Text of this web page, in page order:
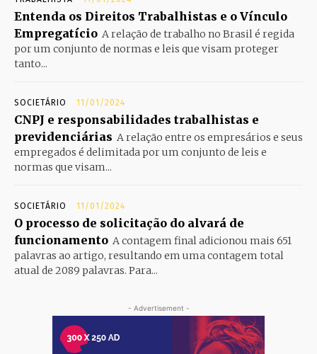
Entenda os Direitos Trabalhistas e o Vínculo
Empregatício A relação de trabalho no Brasil é regida
por um conjunto de normas e leis que visam proteger
tanto...
SOCIETÁRIO 11/01/2024
CNPJ e responsabilidades trabalhistas e
previdenciárias A relação entre os empresários e seus
empregados é delimitada por um conjunto de leis e
normas que visam...
SOCIETÁRIO 11/01/2024
O processo de solicitação do alvará de
funcionamento A contagem final adicionou mais 651
palavras ao artigo, resultando em uma contagem total
atual de 2089 palavras. Para...
- Advertisement -